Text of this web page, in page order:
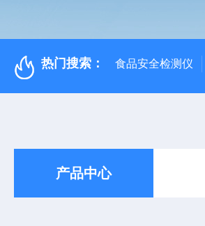
热门搜索： 食品安全检测仪
产品中心